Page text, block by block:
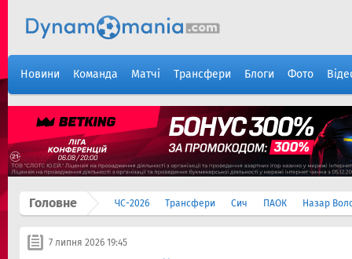
Новини Команда Матчі Трансфери Блоги Фото
Головне ЧС-2026 Трансфери Сич ПАОК Назар
7 липня 2026 19:45